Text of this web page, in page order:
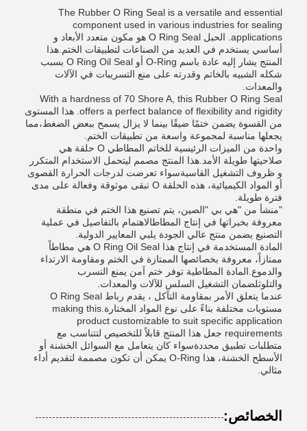
The Rubber O Ring Seal is a versatile and essential
component used in various industries for sealing
applications. الحبل O Ring Seal هو مكون متعدد الأبعاد و
أساسي يستخدم في العديد من الصناعات لتطبيقات الختم.هذا
المنتج يشار إليه عادة باسم O-Ring أو O Ring Oil Seal بسبب
شكله الشبيه بالخاتم وقدرته على منع التسريبات في الآلات
والمعدات.
With a hardness of 70 Shore A, this Rubber O Ring Seal
offers a perfect balance of flexibility and rigidity. هذا المستوى
من القسوة يضمن ختمًا ضيقًا بينما لا يزال يسمح ببعض الضغط،مما
يجعلها مناسبة لمجموعة واسعة من تطبيقات الختم.
واحدة من الميزات الرئيسية للخاتم المطاطي O حلقة هي
صلاحيتها طويلة الأمد.هذا المنتج مصمم ليتحمل الاستخدام المتكرر
و ظروف التشغيل القاسيةسواء تعرضت لدرجات الحرارة القصوى
أو المواد الكيميائية، هذه الحلقة O تبقى موثوقة وفعالة على مدى
فترة طويلة.
"منشأ من "هي بي "الصين، يتم تصنيع هذا الختم في منطقة
معروفة بخبراتها في إنتاج المطاطالاهتمام بالتفاصيل في عملية
التصنيع يضمن منتج عالي الجودة يلبي المعايير الدولية.
المادة المستخدمة في إنتاج هذا O Ring Oil Seal هي مطاطاً
ممتازاً، معروفة بخصائصها الممتازة في الختم ومقاومة الارتداء
والدموع.المادة المطاطية توفر ختم آمن يمنع التسرب
والتلوثلضمان التشغيل السلس للآلات والمعدات.
عندما يتعلق الأمر بمقاومة التآكل ، يقدم رباط O Ring Seal
مستويات مختلفة بناءً على نوع المواد المختارة.making this
product customizable to suit specific application
requirements جعل هذا المنتج قابلاً للتخصيص لتتناسب مع
متطلبات تطبيق محددةسواء كان يتعامل مع السوائل الخشنة أو
الأسطح الخشنة، هذا O-Ring يمكن أن تكون مصممة لتقديم أداء
مثالي.
الخصائص: